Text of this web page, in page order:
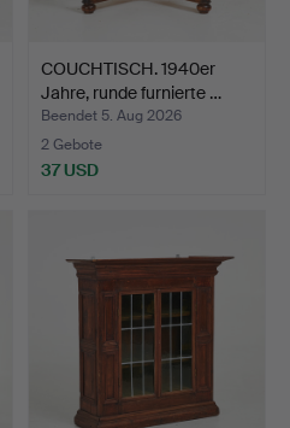
COUCHTISCH. 1940er
Jahre, runde furnierte …
Beendet 5. Aug 2026
2 Gebote
37 USD